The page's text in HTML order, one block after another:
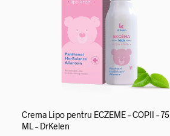
Crema Lipo pentru ECZEME – COPII – 75
ML – DrKelen